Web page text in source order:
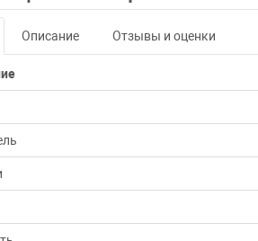
Описание Отзывы и оценки